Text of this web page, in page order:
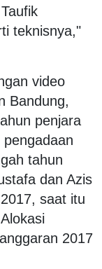
teknisnya,"
video
Bandung,
penjara
tahun
dan Azis
saat itu
2017